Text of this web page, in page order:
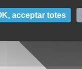
acceptar totes